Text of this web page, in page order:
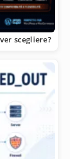
scegliere?